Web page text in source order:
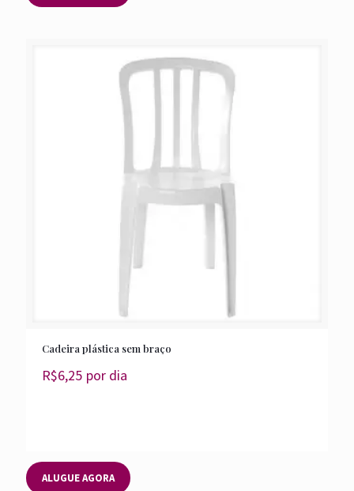
Cadeira plástica sem braço
R$6,25 por dia
ALUGUE AGORA